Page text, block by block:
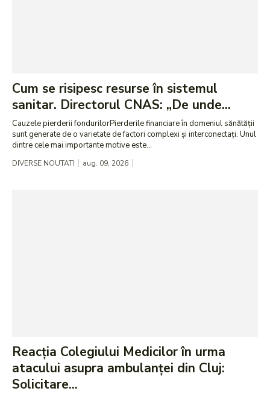
Cum se risipesc resurse în sistemul
sanitar. Directorul CNAS: „De unde...
Cauzele pierderii fondurilorPierderile financiare în domeniul sănătății
sunt generate de o varietate de factori complexi și interconectați. Unul
dintre cele mai importante motive este...
DIVERSE NOUTATI aug. 09, 2026
Reacția Colegiului Medicilor în urma
atacului asupra ambulanței din Cluj:
Solicitare...